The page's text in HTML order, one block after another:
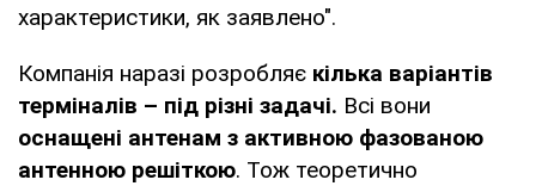
характеристики, як заявлено".
Компанія наразі розробляє кілька варіантів
терміналів – під різні задачі. Всі вони
оснащені антенам з активною фазованою
антенною решіткою. Тож теоретично